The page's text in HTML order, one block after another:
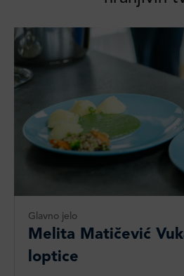
Glavno jelo
Melita Matičević
loptice